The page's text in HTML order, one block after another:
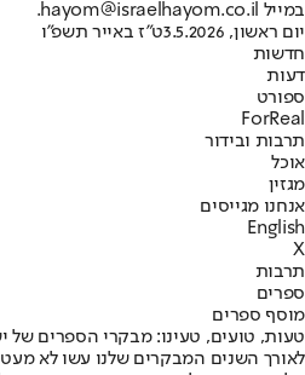
במייל hayom@israelhayom.co.il.
יום ראשון, 3.5.2026
ט"ז באייר תשפ"ו
חדשות
דעות
ספורט
ForReal
תרבות ובידור
אוכל
מגזין
אנחנו מגייסים
English
X
תרבות
ספרים
מוסף ספרים
טעות, טועים, טעינו: מבקרי הספרים של
לאורך השנים המבקרים שלנו עשו לא